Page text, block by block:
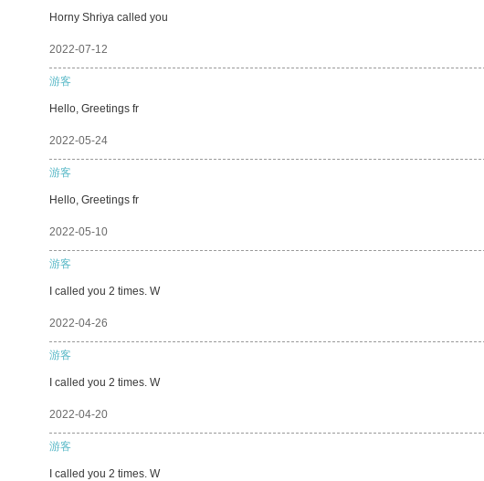
Horny Shriya called you
2022-07-12
游客
Hello, Greetings fr
2022-05-24
游客
Hello, Greetings fr
2022-05-10
游客
I called you 2 times. W
2022-04-26
游客
I called you 2 times. W
2022-04-20
游客
I called you 2 times. W